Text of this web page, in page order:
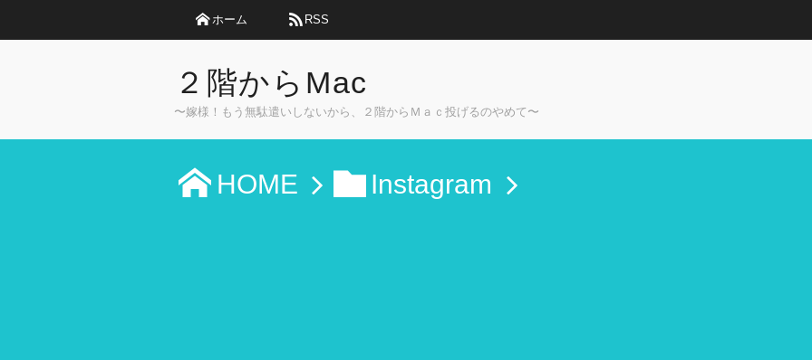
ホーム RSS
２階からMac
〜嫁様！もう無駄遣いしないから、２階からＭａｃ投げるのやめて〜
HOME Instagram